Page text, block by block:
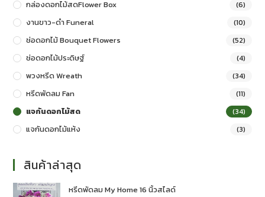
กล่องดอกไม้สดFlower Box (6)
งานขาว-ดำ Funeral (10)
ช่อดอกไม้ Bouquet Flowers (52)
ช่อดอกไม้ประดิษฐ์ (4)
พวงหรีด Wreath (34)
หรีดพัดลม Fan (11)
แจกันดอกไม้สด (34)
แจกันดอกไม้แห้ง (3)
สินค้าล่าสุด
หรีดพัดลม My Home 16 นิ้วสไลด์